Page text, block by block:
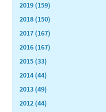
2019 (159)
2018 (150)
2017 (167)
2016 (167)
2015 (33)
2014 (44)
2013 (49)
2012 (44)